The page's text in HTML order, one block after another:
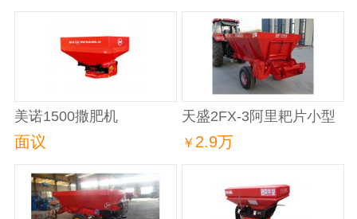
美诺1500撒肥机
面议
天盛2FX-3阿里耙片小型
湿粪2FX-3扬粪机
￥ 2.9万